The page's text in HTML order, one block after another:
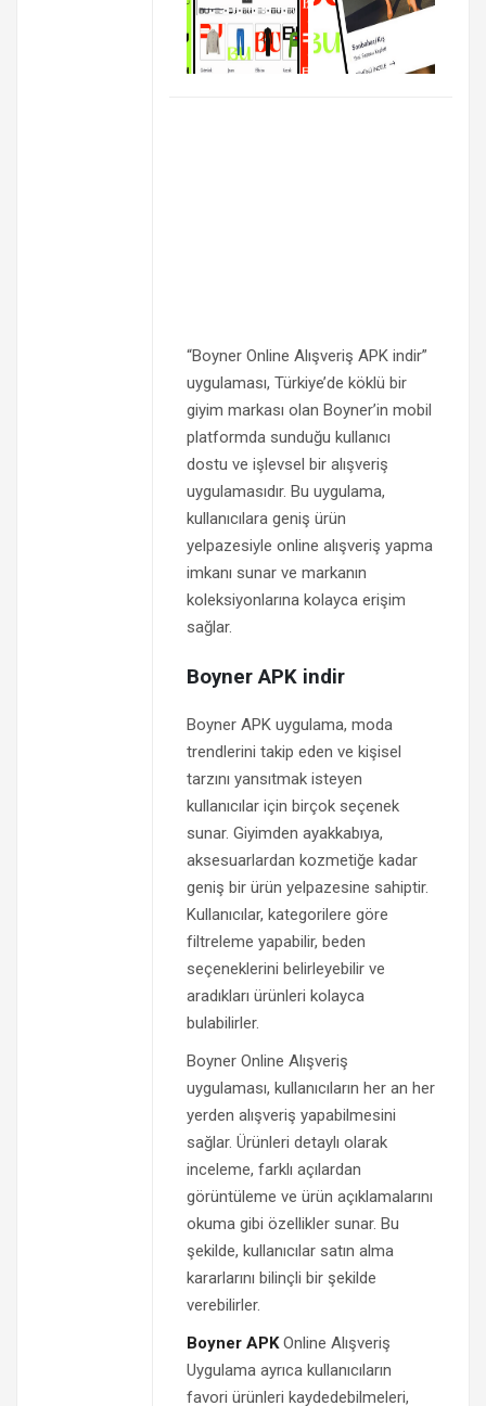
“Boyner Online Alışveriş APK indir”
uygulaması, Türkiye’de köklü bir
giyim markası olan Boyner’in mobil
platformda sunduğu kullanıcı
dostu ve işlevsel bir alışveriş
uygulamasıdır. Bu uygulama,
kullanıcılara geniş ürün
yelpazesiyle online alışveriş yapma
imkanı sunar ve markanın
koleksiyonlarına kolayca erişim
sağlar.
Boyner APK indir
Boyner APK uygulama, moda
trendlerini takip eden ve kişisel
tarzını yansıtmak isteyen
kullanıcılar için birçok seçenek
sunar. Giyimden ayakkabıya,
aksesuarlardan kozmetiğe kadar
geniş bir ürün yelpazesine sahiptir.
Kullanıcılar, kategorilere göre
filtreleme yapabilir, beden
seçeneklerini belirleyebilir ve
aradıkları ürünleri kolayca
bulabilirler.
Boyner Online Alışveriş
uygulaması, kullanıcıların her an her
yerden alışveriş yapabilmesini
sağlar. Ürünleri detaylı olarak
inceleme, farklı açılardan
görüntüleme ve ürün açıklamalarını
okuma gibi özellikler sunar. Bu
şekilde, kullanıcılar satın alma
kararlarını bilinçli bir şekilde
verebilirler.
Boyner APKOnline Alışveriş
Uygulama ayrıca kullanıcıların
favori ürünleri kaydedebilmeleri,